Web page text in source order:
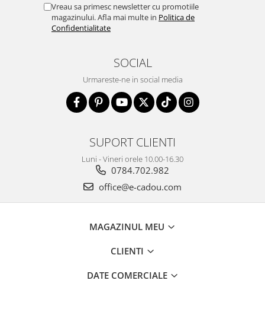
Vreau sa primesc newsletter cu promotiile
magazinului. Afla mai multe in Politica de
Confidentialitate
SOCIAL
Urmareste-ne in social media
SUPORT CLIENTI
Luni - Vineri orele 10.00-16.30
0784.702.982
office@e-cadou.com
MAGAZINUL MEU
CLIENTI
DATE COMERCIALE